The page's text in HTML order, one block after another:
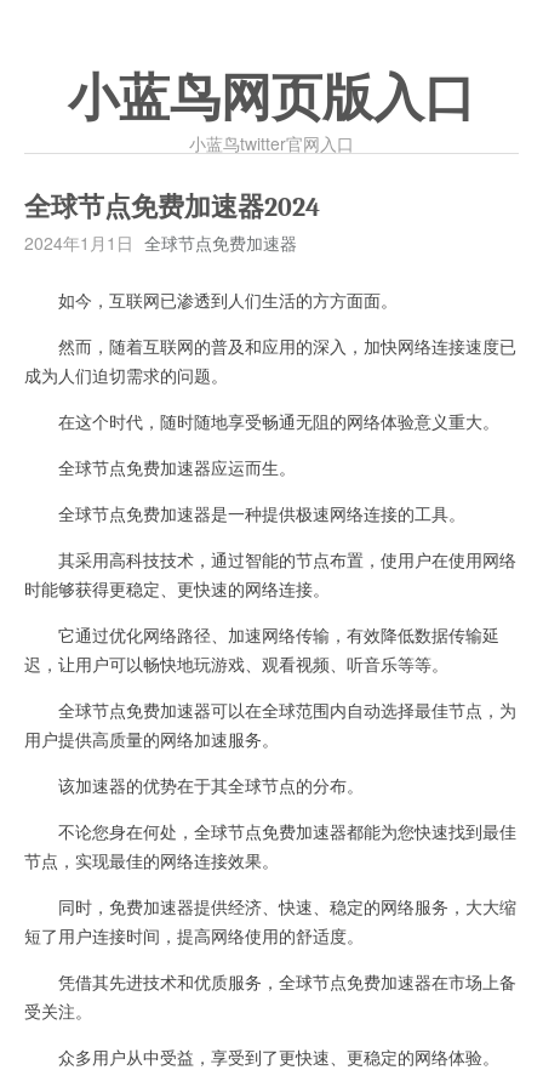
小蓝鸟网页版入口
小蓝鸟twitter官网入口
全球节点免费加速器2024
2024年1月1日 全球节点免费加速器
如今，互联网已渗透到人们生活的方方面面。
然而，随着互联网的普及和应用的深入，加快网络连接速度已
成为人们迫切需求的问题。
在这个时代，随时随地享受畅通无阻的网络体验意义重大。
全球节点免费加速器应运而生。
全球节点免费加速器是一种提供极速网络连接的工具。
其采用高科技技术，通过智能的节点布置，使用户在使用网络
时能够获得更稳定、更快速的网络连接。
它通过优化网络路径、加速网络传输，有效降低数据传输延
迟，让用户可以畅快地玩游戏、观看视频、听音乐等等。
全球节点免费加速器可以在全球范围内自动选择最佳节点，为
用户提供高质量的网络加速服务。
该加速器的优势在于其全球节点的分布。
不论您身在何处，全球节点免费加速器都能为您快速找到最佳
节点，实现最佳的网络连接效果。
同时，免费加速器提供经济、快速、稳定的网络服务，大大缩
短了用户连接时间，提高网络使用的舒适度。
凭借其先进技术和优质服务，全球节点免费加速器在市场上备
受关注。
众多用户从中受益，享受到了更快速、更稳定的网络体验。